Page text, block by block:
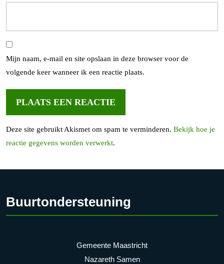
Mijn naam, e-mail en site opslaan in deze browser voor de
volgende keer wanneer ik een reactie plaats.
Deze site gebruikt Akismet om spam te verminderen. Bekijk hoe je
reactie gegevens worden verwerkt.
Buurtondersteuning
Gemeente Maastricht
Nazareth Samen